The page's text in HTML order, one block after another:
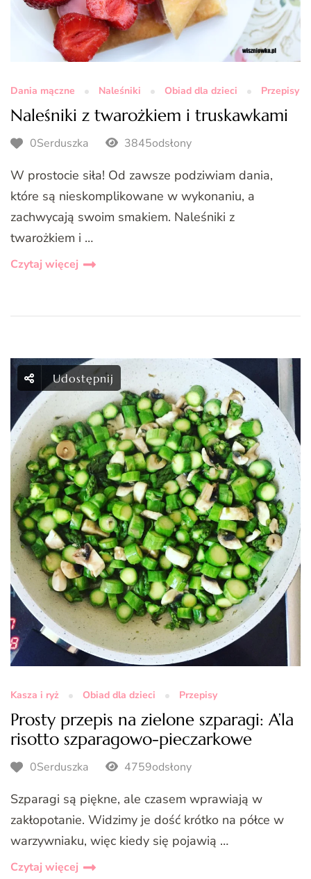
Dania mączne Naleśniki Obiad dla dzieci Przepisy
Naleśniki z twarożkiem i truskawkami
0Serduszka 3845odsłony
W prostocie siła! Od zawsze podziwiam dania,
które są nieskomplikowane w wykonaniu, a
zachwycają swoim smakiem. Naleśniki z
twarożkiem i …
Czytaj więcej
Udostępnij
Kasza i ryż Obiad dla dzieci Przepisy
Prosty przepis na zielone szparagi: A’la
risotto szparagowo-pieczarkowe
0Serduszka 4759odsłony
Szparagi są piękne, ale czasem wprawiają w
zakłopotanie. Widzimy je dość krótko na półce w
warzywniaku, więc kiedy się pojawią …
Czytaj więcej